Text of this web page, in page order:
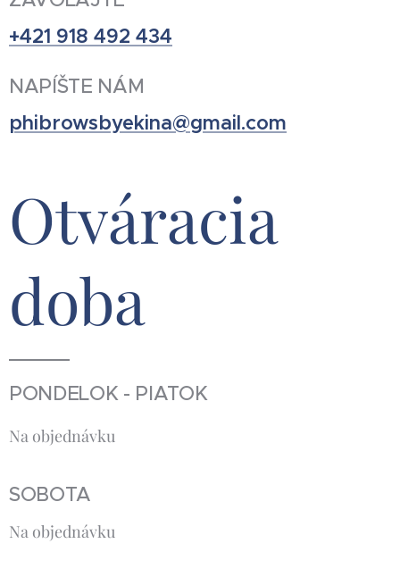
+421 918 492 434
NAPÍŠTE NÁM
phibrowsbyekina@gmail.com
Otváracia
doba
PONDELOK - PIATOK
Na objednávku
SOBOTA
Na objednávku